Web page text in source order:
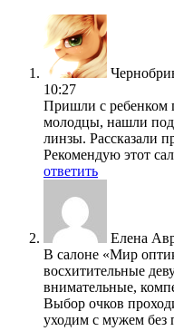
10:27
Пришли с ребенком
молодцы, нашли
линзы. Рассказали
Рекомендую этот
ответить
Елена
В салоне «Мир
восхитительные
внимательные,
Выбор очков
уходим с мужем без